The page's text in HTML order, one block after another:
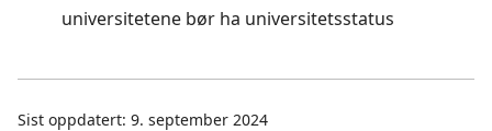
universitetene bør ha universitetsstatus
Sist oppdatert: 9. september 2024